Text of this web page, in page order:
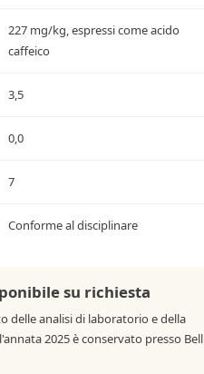
227 mg/kg, espressi come acido
caffeico
3,5
0,0
7
Conforme al disciplinare
su richiesta
delle analisi di laboratorio e della
2025 è conservato presso Bell